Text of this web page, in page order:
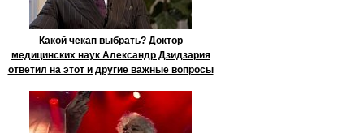
Какой чекап выбрать? Доктор
медицинских наук Александр Дзидзария
ответил на этот и другие важные вопросы